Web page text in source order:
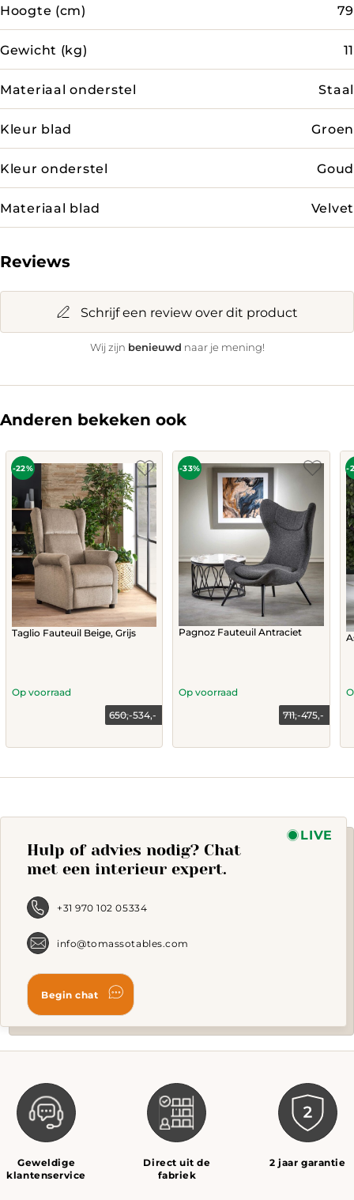
Hoogte (cm) 79
Gewicht (kg) 11
Materiaal onderstel Staal
Kleur blad Groen
Kleur onderstel Goud
Materiaal blad Velvet
Reviews
Schrijf een review over dit product
Wij zijn benieuwd naar je mening!
Anderen bekeken ook
-22%
Taglio Fauteuil Beige, Grijs
650,-534,-
Op voorraad
This
The
may
chosen
the
product
page
-33%
Pagnoz Fauteuil Antraciet
475,-
Current
711,-
Original
Op voorraad
-
Hulp of advies nodig? Chat
met een interieur expert.
+31 970 102 05334
info@tomassotables.com
LIVE
Geweldige
klantenservice
Direct uit de
fabriek
2 jaar garantie